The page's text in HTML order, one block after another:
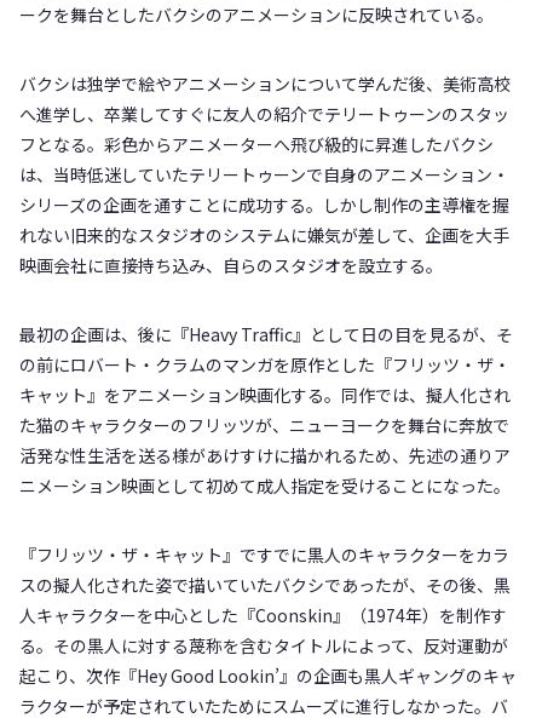
ークを舞台としたバクシのアニメーションに反映されている。
バクシは独学で絵やアニメーションについて学んだ後、美術高校
へ進学し、卒業してすぐに友人の紹介でテリートゥーンのスタッ
フとなる。彩色からアニメーターへ飛び級的に昇進したバクシ
は、当時低迷していたテリートゥーンで自身のアニメーション・
シリーズの企画を通すことに成功する。しかし制作の主導権を握
れない旧来的なスタジオのシステムに嫌気が差して、企画を大手
映画会社に直接持ち込み、自らのスタジオを設立する。
最初の企画は、後に『Heavy Traffic』として日の目を見るが、そ
の前にロバート・クラムのマンガを原作とした『フリッツ・ザ・
キャット』をアニメーション映画化する。同作では、擬人化され
た猫のキャラクターのフリッツが、ニューヨークを舞台に奔放で
活発な性生活を送る様があけすけに描かれるため、先述の通りア
ニメーション映画として初めて成人指定を受けることになった。
『フリッツ・ザ・キャット』ですでに黒人のキャラクターをカラ
スの擬人化された姿で描いていたバクシであったが、その後、黒
人キャラクターを中心とした『Coonskin』（1974年）を制作す
る。その黒人に対する蔑称を含むタイトルによって、反対運動が
起こり、次作『Hey Good Lookin’』の企画も黒人ギャングのキャ
ラクターが予定されていたためにスムーズに進行しなかった。バ